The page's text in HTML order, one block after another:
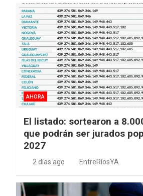
AHORA
El listado: sortearon a
que podrán ser jurados
2027
2 días ago EntreRíosYA